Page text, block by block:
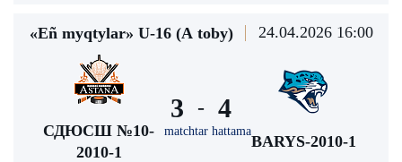
«Eñ myqtylar» U-16 (А toby) 24.04.2026 16:00
СДЮСШ №10-
2010-1
3 -
matchtar hattama
4
BARYS-2010-1